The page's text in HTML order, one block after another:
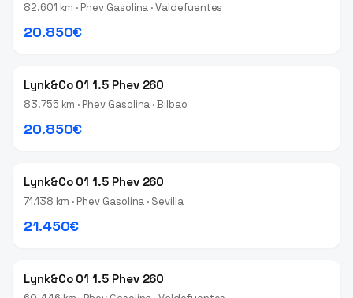
82.601 km · Phev Gasolina · Valdefuentes
20.850€
Lynk&Co 01 1.5 Phev 260
83.755 km · Phev Gasolina · Bilbao
20.850€
Lynk&Co 01 1.5 Phev 260
71.138 km · Phev Gasolina · Sevilla
21.450€
Lynk&Co 01 1.5 Phev 260